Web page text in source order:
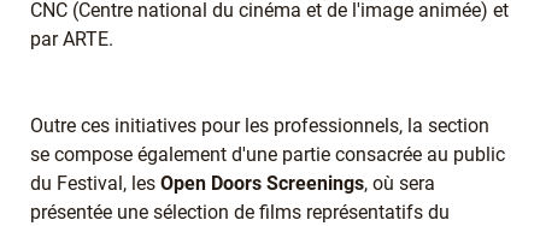
CNC (Centre national du cinéma et de l'image animée) et
par ARTE.
Outre ces initiatives pour les professionnels, la section
se compose également d'une partie consacrée au public
du Festival, les Open Doors Screenings, où sera
présentée une sélection de films représentatifs du